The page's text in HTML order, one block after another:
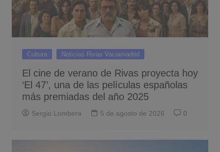
Cultura Noticias Rivas Vaciamadrid
El cine de verano de Rivas proyecta hoy
‘El 47’, una de las películas españolas
más premiadas del año 2025
Sergio Lombera 5 de agosto de 2026 0